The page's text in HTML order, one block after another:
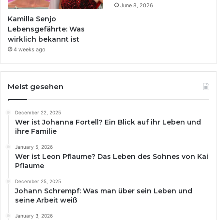
Kamilla Senjo
Lebensgefährte: Was
wirklich bekannt ist
4 weeks ago
June 8, 2026
Meist gesehen
December 22, 2025
Wer ist Johanna Fortell? Ein Blick auf ihr Leben und
ihre Familie
January 5, 2026
Wer ist Leon Pflaume? Das Leben des Sohnes von Kai
Pflaume
December 25, 2025
Johann Schrempf: Was man über sein Leben und
seine Arbeit weiß
January 3, 2026